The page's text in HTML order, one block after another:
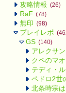
攻略情報 (26)
RaF (78)
無印 (98)
プレイレポ
GS (140)
アレクサ
クペのマ
テディ・
ペドロ2世
北条時宗